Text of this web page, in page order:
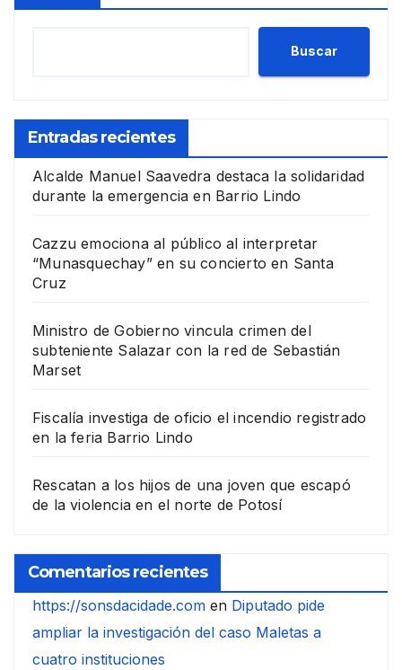
Buscar
Entradas recientes
Alcalde Manuel Saavedra destaca la solidaridad
durante la emergencia en Barrio Lindo
Cazzu emociona al público al interpretar
“Munasquechay” en su concierto en Santa
Cruz
Ministro de Gobierno vincula crimen del
subteniente Salazar con la red de Sebastián
Marset
Fiscalía investiga de oficio el incendio registrado
en la feria Barrio Lindo
Rescatan a los hijos de una joven que escapó
de la violencia en el norte de Potosí
Comentarios recientes
https://sonsdacidade.com en Diputado pide
ampliar la investigación del caso Maletas a
cuatro instituciones